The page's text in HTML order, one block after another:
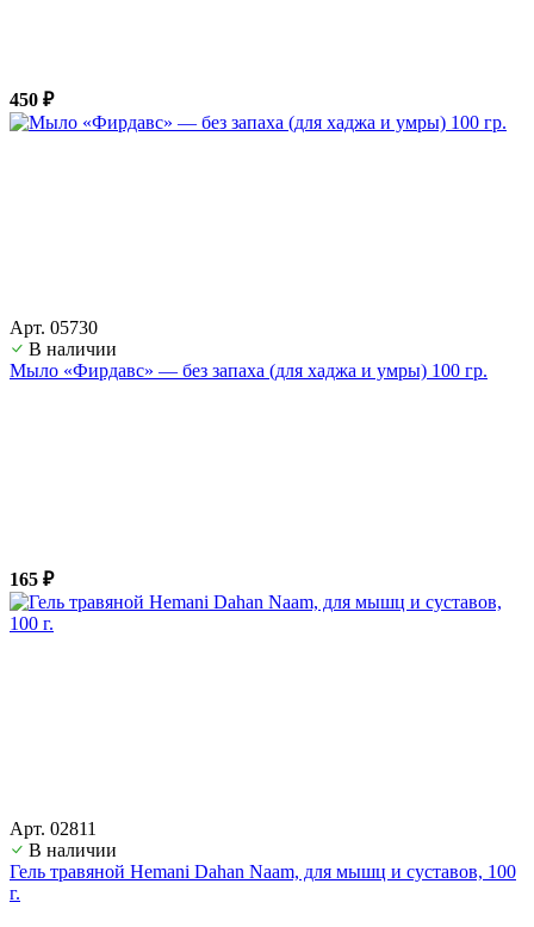
450 ₽
Арт. 05730
В наличии
Мыло «Фирдавс» — без запаха (для хаджа и умры) 100 гр.
165 ₽
Арт. 02811
В наличии
Гель травяной Hemani Dahan Naam, для мышц и суставов, 100
г.